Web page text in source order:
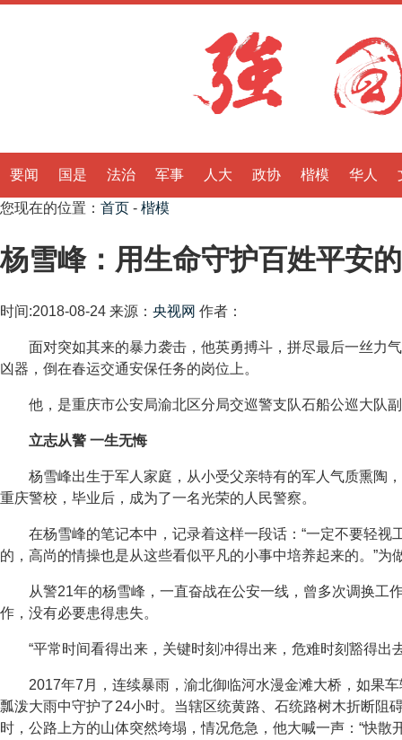
要闻 国是 法治 军事 人大 政协 楷模 华人
您现在的位置： 首页 - 楷模
杨雪峰：用生命守护百姓平安
时间:2018-08-24 来源： 央视网 作者：
面对突如其来的暴力袭击，他英勇搏斗，拼尽最后一丝力
凶器，倒在春运交通安保任务的岗位上。
他，是重庆市公安局渝北区分局交巡警支队石船公巡大队
立志从警 一生无悔
杨雪峰出生于军人家庭，从小受父亲特有的军人气质熏陶
重庆警校，毕业后，成为了一名光荣的人民警察。
在杨雪峰的笔记本中，记录着这样一段话：“一定不要轻
的，高尚的情操也是从这些看似平凡的小事中培养起来的。”为
从警21年的杨雪峰，一直奋战在公安一线，曾多次调换工
作，没有必要患得患失。
“平常时间看得出来，关键时刻冲得出来，危难时刻豁得出
2017年7月，连续暴雨，渝北御临河水漫金滩大桥，如果
瓢泼大雨中守护了24小时。当辖区统黄路、石统路树木折断阻
时，公路上方的山体突然垮塌，情况危急，他大喊一声：“快